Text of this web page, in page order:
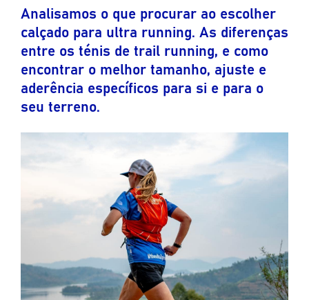
Analisamos o que procurar ao escolher
calçado para ultra running. As diferenças
entre os ténis de trail running, e como
encontrar o melhor tamanho, ajuste e
aderência específicos para si e para o
seu terreno.